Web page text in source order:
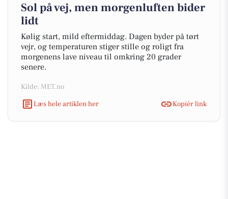
Sol på vej, men morgenluften bider
lidt
Kølig start, mild eftermiddag. Dagen byder på tørt
vejr, og temperaturen stiger stille og roligt fra
morgenens lave niveau til omkring 20 grader
senere.
Kilde: MET.no
Læs hele artiklen her
Kopiér link